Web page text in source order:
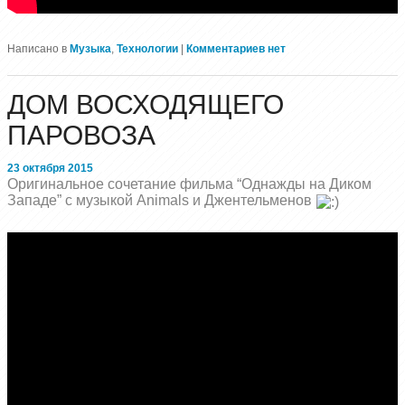
Написано в Музыка, Технологии Комментариев нет
ДОМ ВОСХОДЯЩЕГО
ПАРОВОЗА
23 октября 2015
Оригинальное сочетание фильма “Однажды на Диком
Западе” с музыкой Animals и Джентельменов